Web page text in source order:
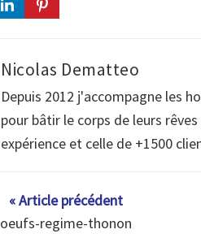
Nicolas Dematteo
Depuis 2012 j'accompagne les
pour bâtir le corps de leurs
expérience et celle de +1500
« Article précédent
oeufs-regime-thonon